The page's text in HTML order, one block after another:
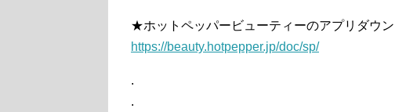
★ホットペッパービューティーのアプリダウ
https://beauty.hotpepper.jp/doc/sp/
.
.